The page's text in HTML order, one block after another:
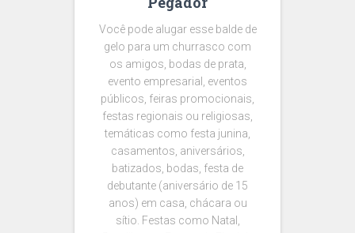
Você pode alugar esse balde de
gelo para um churrasco com
os amigos, bodas de prata,
evento empresarial, eventos
públicos, feiras promocionais,
festas regionais ou religiosas,
temáticas como festa junina,
casamentos, aniversários,
batizados, bodas, festa de
debutante (aniversário de 15
anos) em casa, chácara ou
sítio. Festas como Natal,